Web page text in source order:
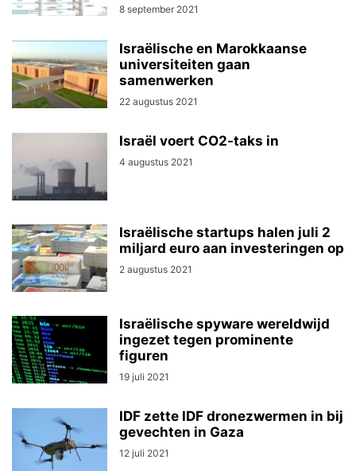
8 september 2021
Israëlische en Marokkaanse
universiteiten gaan
samenwerken
22 augustus 2021
Israël voert CO2-taks in
4 augustus 2021
Israëlische startups halen juli 2
miljard euro aan investeringen op
2 augustus 2021
Israëlische spyware wereldwijd
ingezet tegen prominente
figuren
19 juli 2021
IDF zette IDF dronezwermen in bij
gevechten in Gaza
12 juli 2021